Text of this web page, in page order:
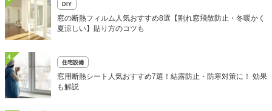
DIY
窓の断熱フィルム人気おすすめ8選【割れ窓飛散防止・冬暖かく
夏涼しい】貼り方のコツも
4
住宅設備
窓用断熱シート人気おすすめ7選！結露防止・防寒対策に！ 効果
も解説